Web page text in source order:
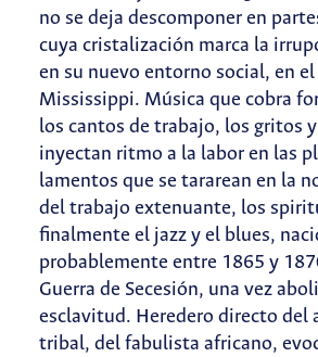
no se deja descomponer en
cuya cristalización marca la
en su nuevo entorno social, en
Mississippi. Música que cobra
los cantos de trabajo, los gritos
inyectan ritmo a la labor en las
lamentos que se tararean en la
del trabajo extenuante, los
finalmente el jazz y el blues,
probablemente entre 1865 y
Guerra de Secesión, una vez
esclavitud. Heredero directo del
tribal, del fabulista africano,